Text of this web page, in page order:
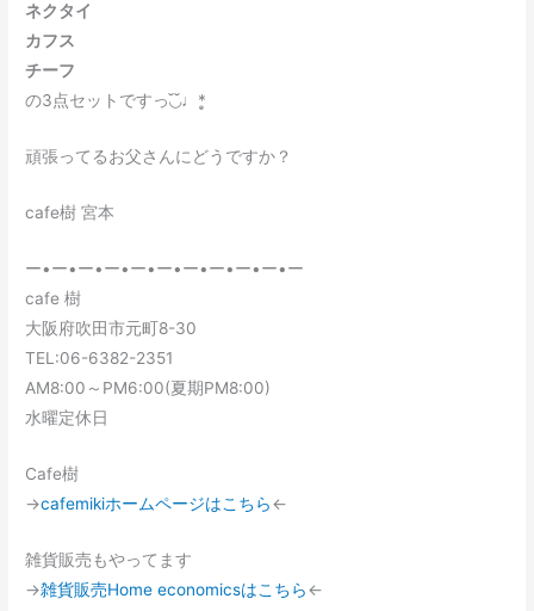
ネクタイ
カフス
チーフ
の3点セットですっ◟̆◞̆♩*̣̥
頑張ってるお父さんにどうですか？
cafe樹 宮本
ー•ー•ー•ー•ー•ー•ー•ー•ー•ー•ー
cafe 樹
大阪府吹田市元町8-30
TEL:06-6382-2351
AM8:00～PM6:00(夏期PM8:00)
水曜定休日
Cafe樹
→cafemikiホームページはこちら←
雑貨販売もやってます
→雑貨販売Home economicsはこちら←